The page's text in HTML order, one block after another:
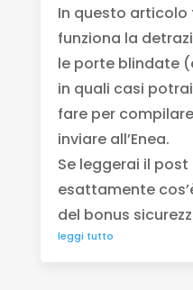
In questo
funziona la
le porte blindate
in quali casi
fare per
inviare all’Enea.
Se leggerai il
esattamente
del bonus
leggi tutto